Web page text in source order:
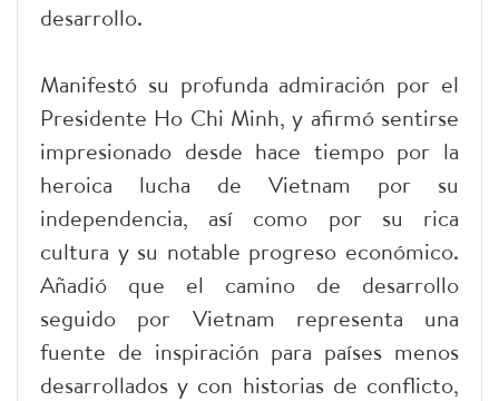
desarrollo.
Manifestó su profunda admiración por el
Presidente Ho Chi Minh, y afirmó sentirse
impresionado desde hace tiempo por la
heroica lucha de Vietnam por su
independencia, así como por su rica
cultura y su notable progreso económico.
Añadió que el camino de desarrollo
seguido por Vietnam representa una
fuente de inspiración para países menos
desarrollados y con historias de conflicto,